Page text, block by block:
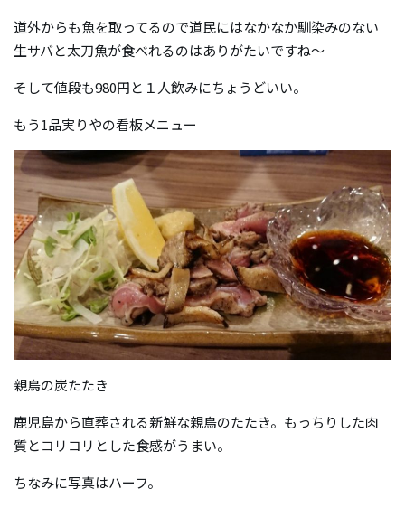
道外からも魚を取ってるので道民にはなかなか馴染みのない
生サバと太刀魚が食べれるのはありがたいですね～
そして値段も980円と１人飲みにちょうどいい。
もう1品実りやの看板メニュー
親鳥の炭たたき
鹿児島から直葬される新鮮な親鳥のたたき。もっちりした肉
質とコリコリとした食感がうまい。
ちなみに写真はハーフ。